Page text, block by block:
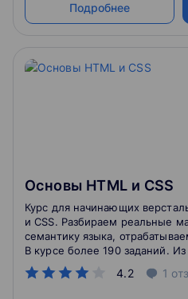
Подробнее
Основы HTML и CSS
4.2 1
Курс для начинающих
и CSS. Разбираем реальные
семантику языка,
В курсе более 190 заданий.
практических задач.